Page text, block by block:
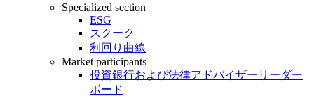
Specialized section
ESG
スクーク
利回り曲線
Market participants
投資銀行および法律アドバイザーリーダー
ボード